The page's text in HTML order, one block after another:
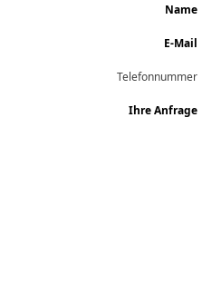
Name
E-Mail
Telefonnummer
Ihre Anfrage